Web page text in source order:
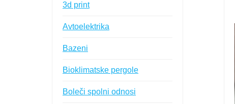
3d print
Avtoelektrika
Bazeni
Bioklimatske pergole
Boleči spolni odnosi